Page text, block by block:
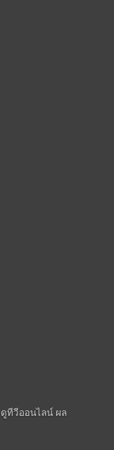
ทีวีออนไลน์ ผล